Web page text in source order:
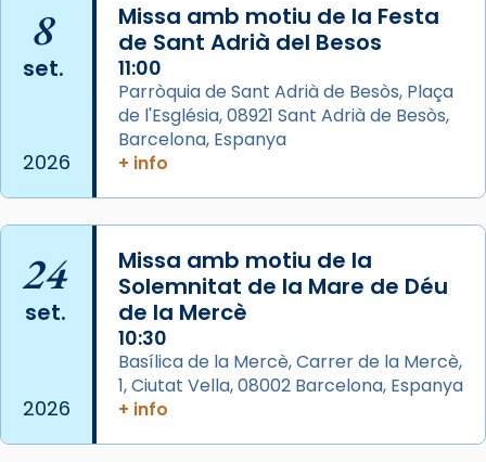
comitè organitzador de la visita apostòlica
del Sant Pare Lleó XIV a Barcelona, i als
col·laboradors, a la Catedral de Barcelona.
L’arquebisbe de Barcelona, el cardenal Joan
Josep Omella, ha presidit la missa i l’ha
concelebrat el bisbe auxiliar de Barcelona,
Mons. David Abadías.
📸 Dr. G. Simón
Photo
View on Facebook · Share
Arquebisbat de Barcelona
2 weeks ago
Memòria de les santes Juliana i
Semproniana, verges i màrtirs.
8
set.
2026
Missa amb motiu de la Festa
de Sant Adrià del Besos
11:00
Parròquia de Sant Adrià de Besòs, Plaça
de l'Església, 08921 Sant Adrià de Besòs,
Barcelona, Espanya
+ info
24
set.
2026
Missa amb motiu de la
Solemnitat de la Mare de Déu
de la Mercè
10:30
Basílica de la Mercè, Carrer de la Mercè,
1, Ciutat Vella, 08002 Barcelona, Espanya
+ info